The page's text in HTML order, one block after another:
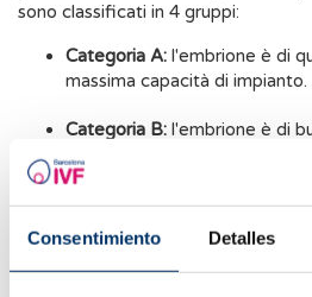
Consentimiento Detalles
sono classificati in 4 gruppi:
Categoria A: l'embrione è di
massima capacità di impianto.
Categoria B: l'embrione è di
un'elevata capacità di impianto.
Categoria C:l'embrione è di
possibilità di impianto.
Categoria D:l'embrione è di